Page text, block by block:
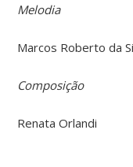
Melodia
Marcos Roberto da
Composição
Renata Orlandi